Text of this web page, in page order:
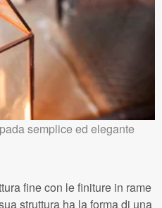
semplice ed elegante
fine con le finiture in rame
struttura ha la forma di una